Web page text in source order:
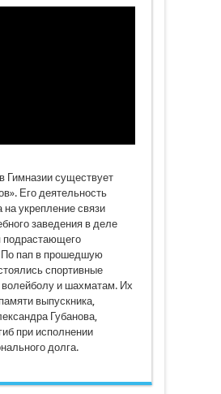
отцов
Гимназии существует
Его деятельность
на укрепление связи
заведения в деле
подрастающего
По пап в прошедшую
спортивные
волейболу и шахматам. Их
выпускника,
Губанова,
при исполнении
долга.